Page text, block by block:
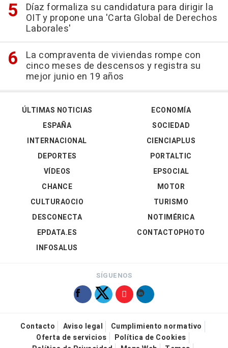
Díaz formaliza su candidatura para dirigir la
OIT y propone una 'Carta Global de Derechos
Laborales'
La compraventa de viviendas rompe con
cinco meses de descensos y registra su
mejor junio en 19 años
ÚLTIMAS NOTICIAS
ESPAÑA
INTERNACIONAL
DEPORTES
VÍDEOS
ECONOMÍA
SOCIEDAD
CIENCIAPLUS
PORTALTIC
EPSOCIAL
CHANCE
CULTURAOCIO
DESCONECTA
EPDATA.ES
INFOSALUS
MOTOR
TURISMO
NOTIMÉRICA
CONTACTOPHOTO
SÍGUENOS
Contacto Aviso legal
Cumplimiento normativo
Oferta de servicios
Política de Cookies